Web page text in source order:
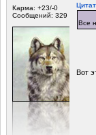
Карма: +23/-0
Сообщений: 329
Все
Вот